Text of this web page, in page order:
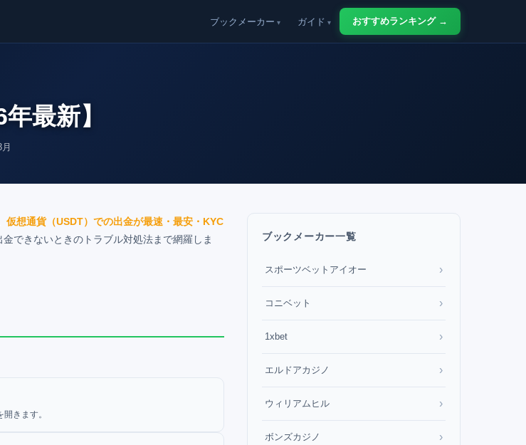
ブックメーカー ガイド おすすめランキング →
最新】
仮想通貨（USDT）での出金が最速・最安・KYC
できないときのトラブル対処法まで網羅しま
きます。
ブックメーカー一覧
スポーツベットアイオー ›
コニベット ›
1xbet ›
エルドアカジノ ›
ウィリアムヒル ›
ボンズカジノ ›